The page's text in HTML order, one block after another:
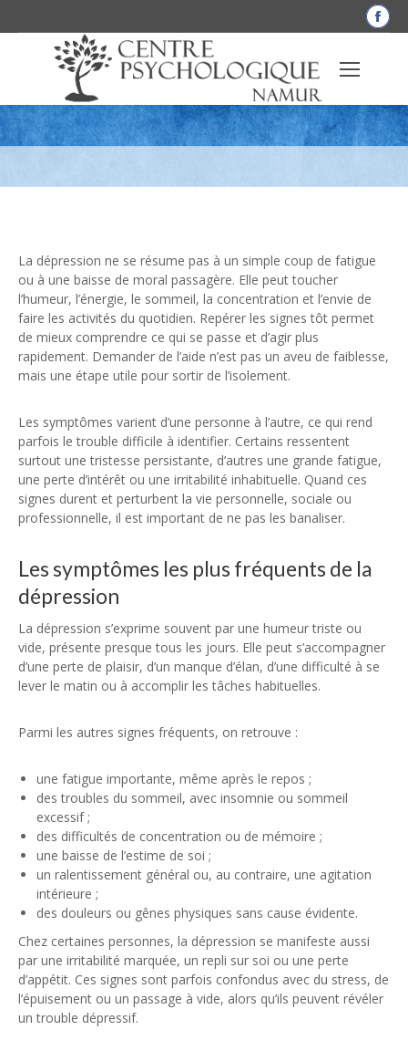
La
une
Dépression : symptômes à reconnaître et
aide à demander sans attendre
La dépression ne se résume pas à un simple coup de fatigue
ou à une baisse de moral passagère. Elle peut toucher
l’humeur, l’énergie, le sommeil, la concentration et l’envie de
faire les activités du quotidien. Repérer les signes tôt permet
de mieux comprendre ce qui se passe et d’agir plus
rapidement. Demander de l’aide n’est pas un aveu de faiblesse,
mais une étape utile pour sortir de l’isolement.
Les symptômes varient d’une personne à l’autre, ce qui rend
parfois le trouble difficile à identifier. Certains ressentent
surtout une tristesse persistante, d’autres une grande fatigue,
une perte d’intérêt ou une irritabilité inhabituelle. Quand ces
signes durent et perturbent la vie personnelle, sociale ou
professionnelle, il est important de ne pas les banaliser.
Les symptômes les plus fréquents de la
dépression
La dépression s’exprime souvent par une humeur triste ou
vide, présente presque tous les jours. Elle peut s’accompagner
d’une perte de plaisir, d’un manque d’élan, d’une difficulté à se
lever le matin ou à accomplir les tâches habituelles.
Parmi les autres signes fréquents, on retrouve :
une fatigue importante, même après le repos ;
des troubles du sommeil, avec insomnie ou sommeil
excessif ;
des difficultés de concentration ou de mémoire ;
une baisse de l’estime de soi ;
un ralentissement général ou, au contraire, une agitation
intérieure ;
des douleurs ou gênes physiques sans cause évidente.
Chez certaines personnes, la dépression se manifeste aussi
par une irritabilité marquée, un repli sur soi ou une perte
d’appétit. Ces signes sont parfois confondus avec du stress, de
l’épuisement ou un passage à vide, alors qu’ils peuvent révéler
un trouble dépressif.